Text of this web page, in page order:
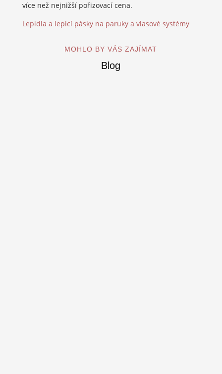
více než nejnižší pořizovací cena.
Lepidla a lepicí pásky na paruky a vlasové systémy
MOHLO BY VÁS ZAJÍMAT
Blog